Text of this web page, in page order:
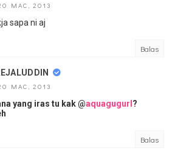
MAC, 2013
sapa ni aj
Balas
MAC, 2013
yang iras tu kak @aquagugurl ?
Balas